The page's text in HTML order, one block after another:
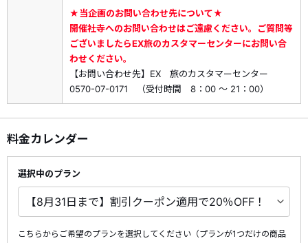
＜夏詣デジタルスタンプラリー開催！＞
こちら
★当企画のお問い合わせ先について★
開催社寺へのお問い合わせはご遠慮ください。ご質問等
ございましたらEX旅のカスタマーセンターにお問い合
わせください。
【お問い合わせ先】EX 旅のカスタマーセンター
0570-07-0171 （受付時間 8：00 ～ 21：00）
料金カレンダー
選択中のプラン
こちらからご希望のプランを選択してください（プランが1つだけの商品